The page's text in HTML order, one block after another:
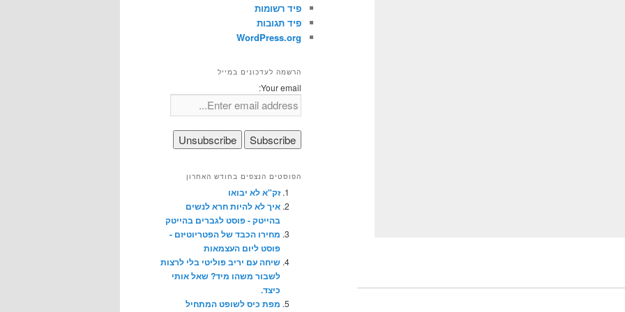
פיד רשומות
פיד תגובות
WordPress.org
הרשמה לעדכונים במייל
Your email:
הפוסטים הנצפים בחודש האחרון
זק"א לא יבואו
איך לא להיות חרא לנשים
בהייטק - פוסט לגברים בהייטק
מחירו הכבד של הפטריוטיזם -
פוסט ליום העצמאות
שיחה עם יריב פוליטי בלי לרצות
לשבור משהו מיד? שאל אותי
כיצד.
מפת כיס לשופט המתחיל